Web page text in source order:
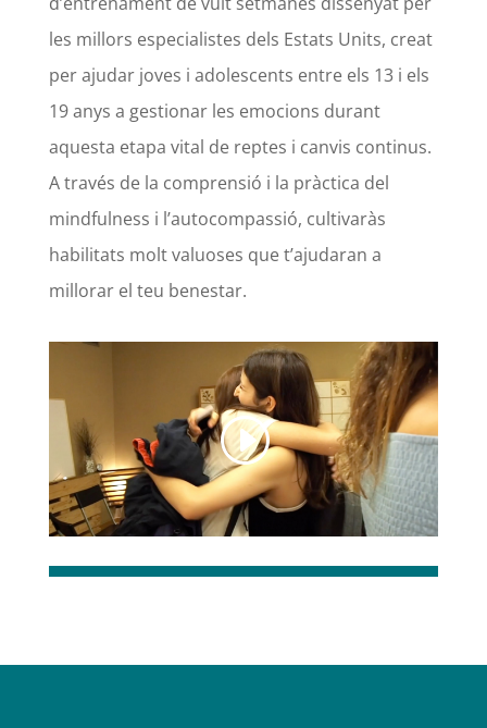
les millors especialistes dels Estats Units, creat
per ajudar joves i adolescents entre els 13 i els
19 anys a gestionar les emocions durant
aquesta etapa vital de reptes i canvis continus.
A través de la comprensió i la pràctica del
mindfulness i l’autocompassió, cultivaràs
habilitats molt valuoses que t’ajudaran a
millorar el teu benestar.